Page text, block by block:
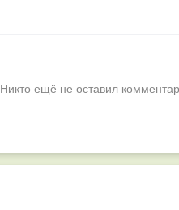
Никто ещё не оставил